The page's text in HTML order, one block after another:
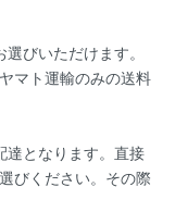
びいただけます。
マト運輸のみの送料
達となります。直接
びください。その際